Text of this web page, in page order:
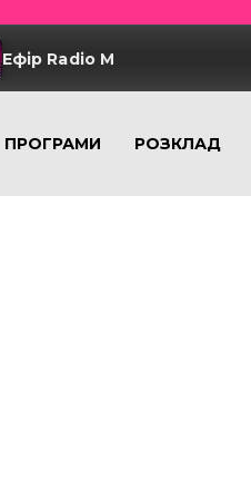
Ефір Radio M
ПРОГРАМИ РОЗКЛАД